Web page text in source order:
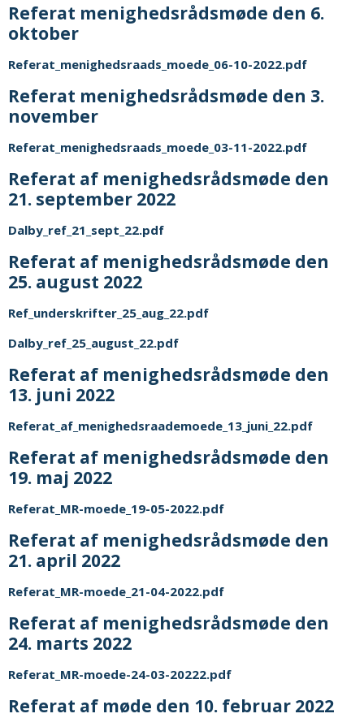
Referat menighedsrådsmøde den 6.
oktober
Referat_menighedsraads_moede_06-10-2022.pdf
Referat menighedsrådsmøde den 3.
november
Referat_menighedsraads_moede_03-11-2022.pdf
Referat af menighedsrådsmøde den
21. september 2022
Dalby_ref_21_sept_22.pdf
Referat af menighedsrådsmøde den
25. august 2022
Ref_underskrifter_25_aug_22.pdf
Dalby_ref_25_august_22.pdf
Referat af menighedsrådsmøde den
13. juni 2022
Referat_af_menighedsraademoede_13_juni_22.pdf
Referat af menighedsrådsmøde den
19. maj 2022
Referat_MR-moede_19-05-2022.pdf
Referat af menighedsrådsmøde den
21. april 2022
Referat_MR-moede_21-04-2022.pdf
Referat af menighedsrådsmøde den
24. marts 2022
Referat_MR-moede-24-03-20222.pdf
Referat af møde den 10. februar 2022